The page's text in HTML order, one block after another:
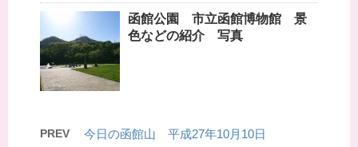
函館公園 市立函館博物館 景
色などの紹介 写真
PREV 今日の函館山 平成27年10月10日